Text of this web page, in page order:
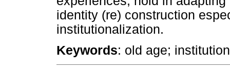
identity (re) construction
institutionalization.
Keywords: old age;